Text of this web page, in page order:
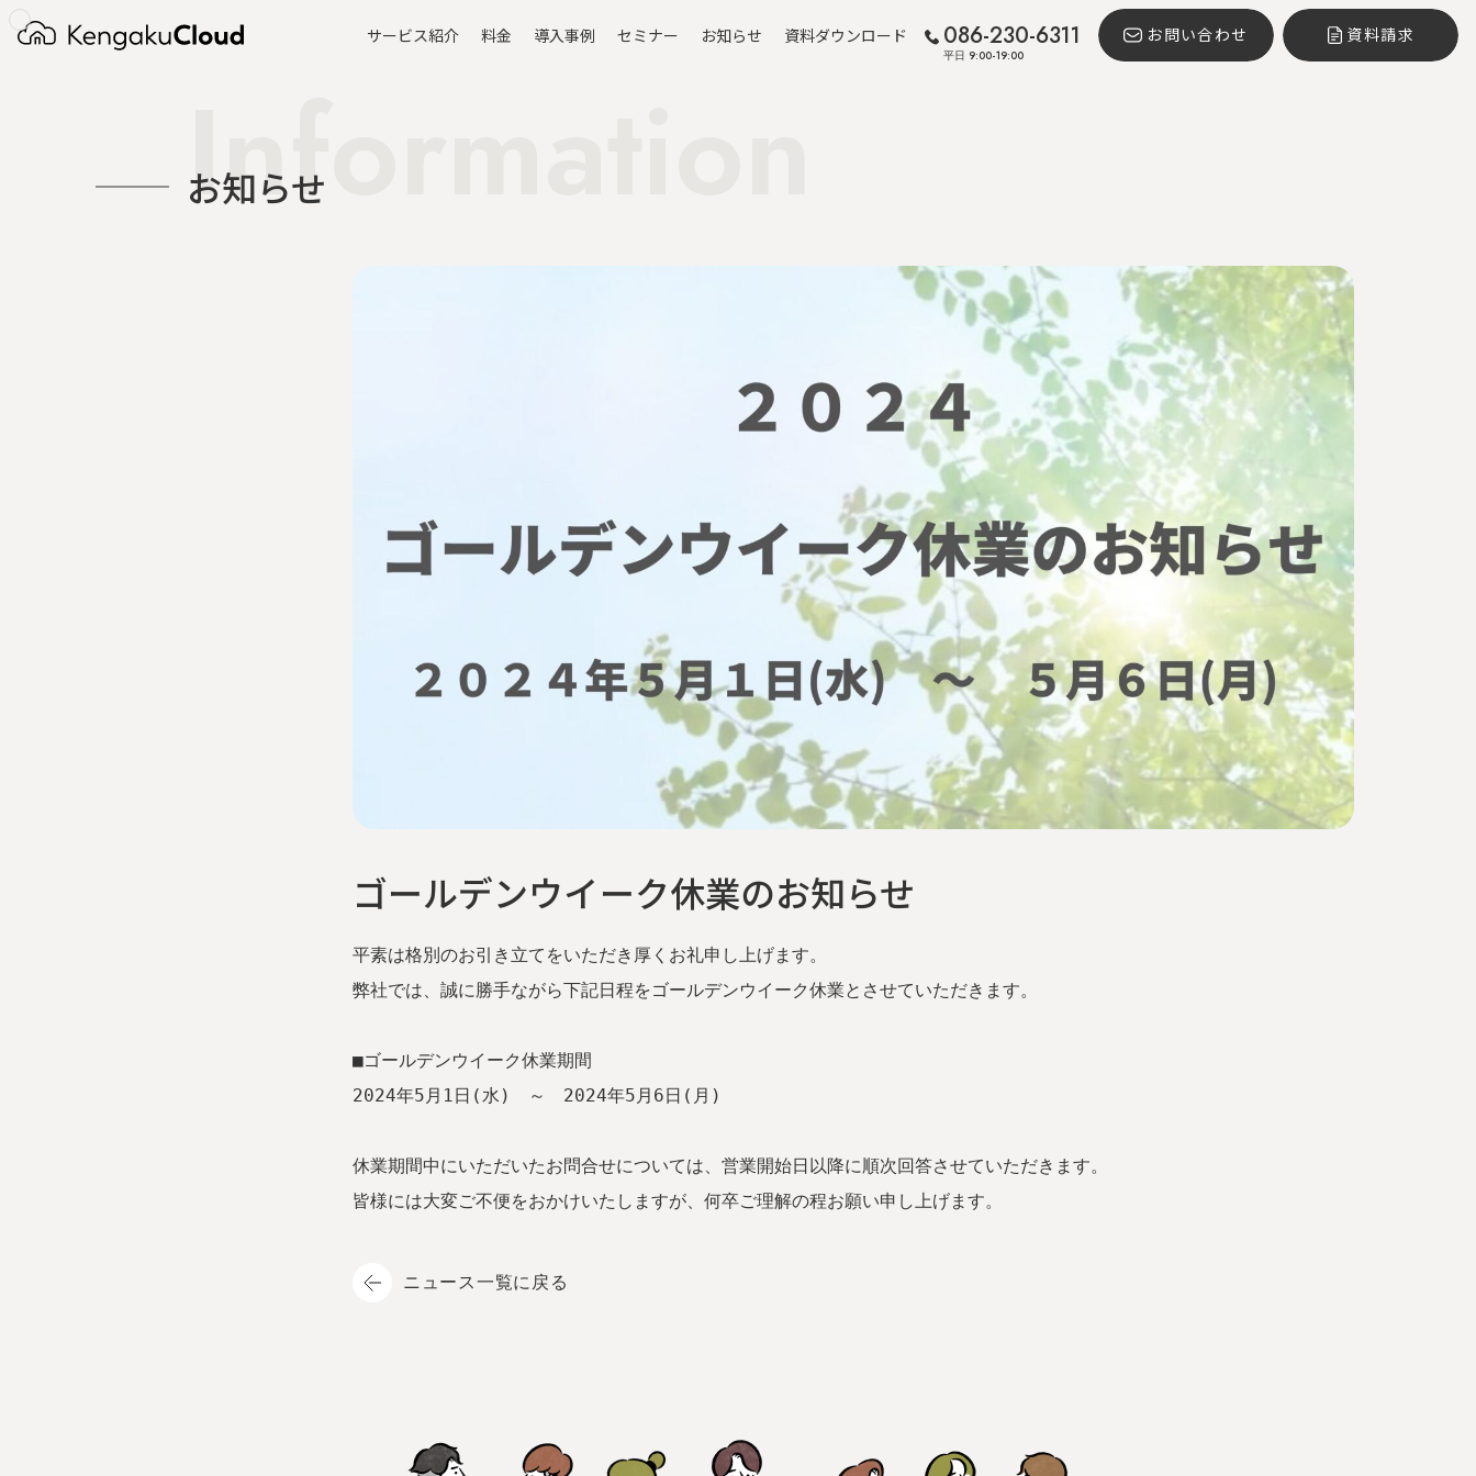
サービス紹介 料金 導入事例 セミナー お知らせ 資料ダウンロード 086-230-6311
平日 9:00-19:00
お問い合わせ 資料請求
Information
お知らせ
ゴールデンウイーク休業のお知らせ
平素は格別のお引き立てをいただき厚くお礼申し上げます。
弊社では、誠に勝手ながら下記日程をゴールデンウイーク休業とさせていただきます。
■ゴールデンウイーク休業期間
2024年5月1日(水)　～　2024年5月6日(月)
休業期間中にいただいたお問合せについては、営業開始日以降に順次回答させていただきます。
皆様には大変ご不便をおかけいたしますが、何卒ご理解の程お願い申し上げます。
ニュース一覧に戻る